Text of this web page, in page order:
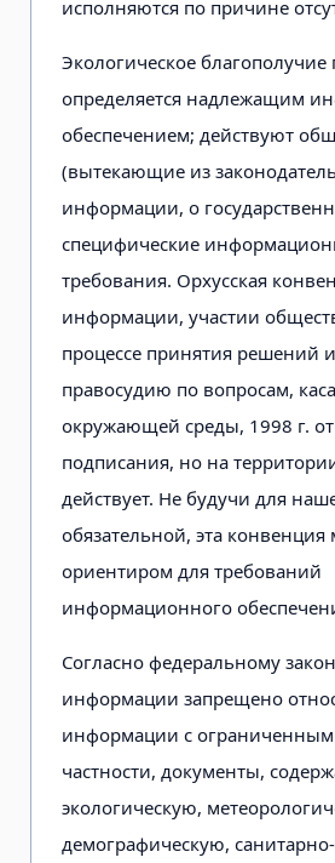
исполняются по причине
Экологическое благополучие
определяется надлежащим
обеспечением; действуют
(вытекающие из
информации, о
специфические
требования. Орхусская
информации, участии
процессе принятия решений
правосудию по вопросам,
окружающей среды, 1998 г.
подписания, но на
действует. Не будучи для
обязательной, эта конвенция
ориентиром для требований
информационного
Согласно федеральному
информации запрещено
информации с ограниченным
частности, документы,
экологическую,
демографическую, санитарно-